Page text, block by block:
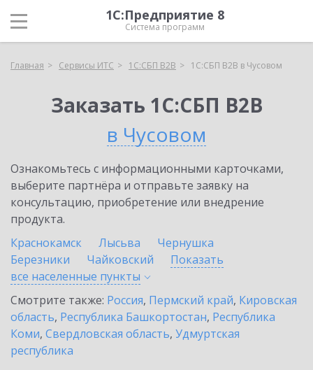
1С:Предприятие 8
Система программ
Главная Сервисы ИТС 1С:СБП B2B 1С:СБП B2B в Чусовом
Заказать 1С:СБП B2B
в Чусовом
Ознакомьтесь с информационными карточками,
выберите партнёра и отправьте заявку на
консультацию, приобретение или внедрение
продукта.
Краснокамск
Лысьва
Чернушка
Березники
Чайковский
Показать
все населенные пункты
Смотрите также: Россия, Пермский край, Кировская
область, Республика Башкортостан, Республика
Коми, Свердловская область, Удмуртская
республика